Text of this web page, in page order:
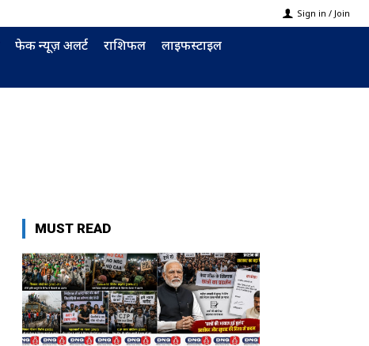
Sign in / Join
फेक न्यूज़ अलर्ट राशिफल लाइफस्टाइल
MUST READ